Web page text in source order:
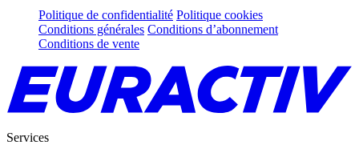
Politique de confidentialité Politique cookies
Conditions générales Conditions d’abonnement
Conditions de vente
Services